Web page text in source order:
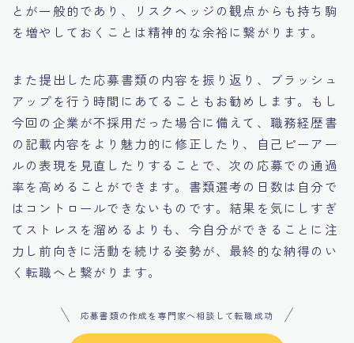
とが一般的であり、リスクヘッジの観点からも持ち駒
を増やしておくことは精神的な余裕に繋がります。
また提出した応募書類の内容を振り返り、ブラッシュ
アップを行う時間にあてることもお勧めします。もし
今回の企業が不採用だった場合に備えて、職務経歴書
の記載内容をより魅力的に修正したり、自己ピーアー
ルの表現を見直したりすることで、次の応募での通過
率を高めることができます。書類選考の日数は自分で
はコントロールできないものです。結果を気にしすぎ
てストレスを溜めるよりも、今自分ができることに注
力し前向きに活動を続ける姿勢が、最終的な納得のい
く転職へと繋がります。
応募書類の作成を専門家へ相談して転職成功